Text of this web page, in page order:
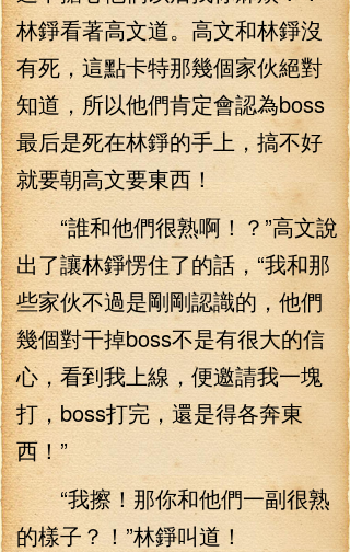
林錚看著高文道。高文和林錚沒
有死，這點卡特那幾個家伙絕對
知道，所以他們肯定會認為boss
最后是死在林錚的手上，搞不好
就要朝高文要東西！
“誰和他們很熟啊！？”高文說
出了讓林錚愣住了的話，“我和那
些家伙不過是剛剛認識的，他們
幾個對干掉boss不是有很大的信
心，看到我上線，便邀請我一塊
打，boss打完，還是得各奔東
西！”
“我擦！那你和他們一副很熟
的樣子？！”林錚叫道！